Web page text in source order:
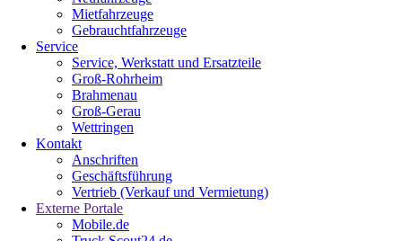
Mietfahrzeuge
Gebrauchtfahrzeuge
Service
Service, Werkstatt und Ersatzteile
Groß-Rohrheim
Brahmenau
Groß-Gerau
Wettringen
Kontakt
Anschriften
Geschäftsführung
Vertrieb (Verkauf und Vermietung)
Externe Portale
Mobile.de